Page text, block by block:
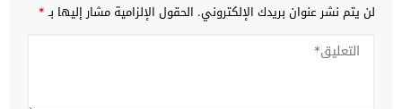
لن يتم نشر عنوان بريدك الإلكتروني. الحقول الإلزامية مشار إليها بـ*